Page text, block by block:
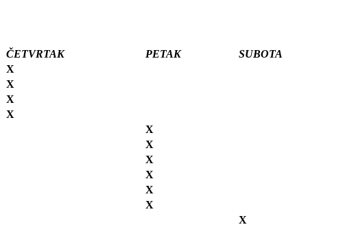
ČETVRTAK PETAK
SUBOTA
X
X
X
X
X
X
X
X
X
X
X